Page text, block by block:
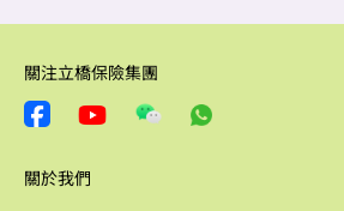
關注立橋保險集團
關於我們